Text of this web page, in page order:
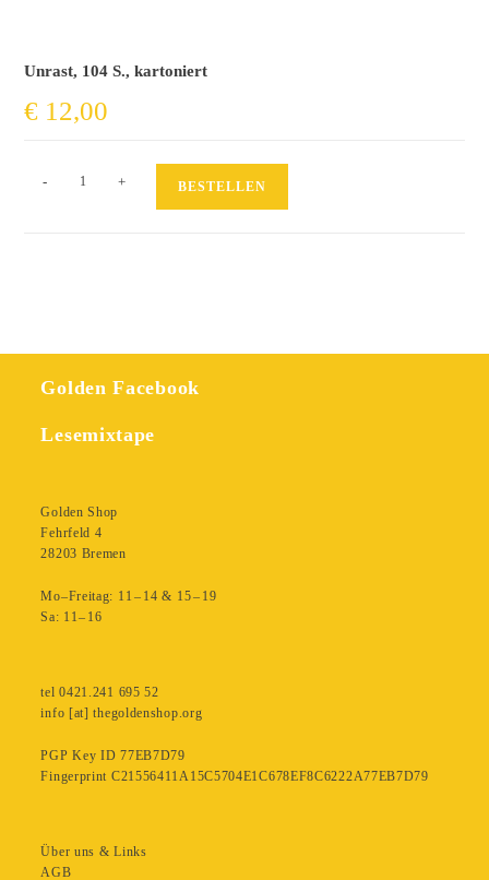
Unrast, 104 S., kartoniert
€ 12,00
Feministisch
- + BESTELLEN
Golden Facebook
Lesemixtape
Golden Shop
Fehrfeld 4
28203 Bremen
Mo–Freitag: 11 – 14 & 15 – 19
Sa: 11– 16
tel 0421.241 695 52
info [at] thegoldenshop.org
PGP Key ID 77EB7D79
Fingerprint C21556411A15C5704E1C678EF8C6222A77EB7D79
Über uns & Links
AGB